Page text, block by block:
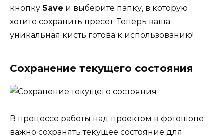
кнопку Save и выберите папку, в которую
хотите сохранить пресет. Теперь ваша
уникальная кисть готова к использованию!
Сохранение текущего состояния
В процессе работы над проектом в фотошопе
важно сохранять текущее состояние для